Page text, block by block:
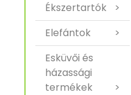
Ékszertartók
>
Elefántok
>
Esküvői és
házassági
termékek
>